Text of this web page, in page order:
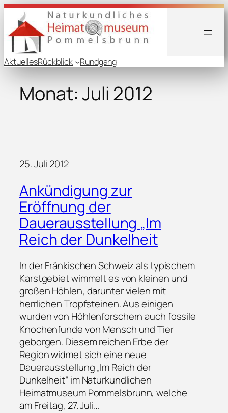
Zum
Inhalt
springen
AktuellesRückblick Rundgang
Monat:Juli 2012
25. Juli 2012
Ankündigung zur
Eröffnung der
Dauerausstellung „Im
Reich der Dunkelheit
In der Fränkischen Schweiz als typischem
Karstgebiet wimmelt es von kleinen und
großen Höhlen, darunter vielen mit
herrlichen Tropfsteinen. Aus einigen
wurden von Höhlenforschern auch fossile
Knochenfunde von Mensch und Tier
geborgen. Diesem reichen Erbe der
Region widmet sich eine neue
Dauerausstellung „Im Reich der
Dunkelheit“ im Naturkundlichen
Heimatmuseum Pommelsbrunn, welche
am Freitag, 27. Juli…